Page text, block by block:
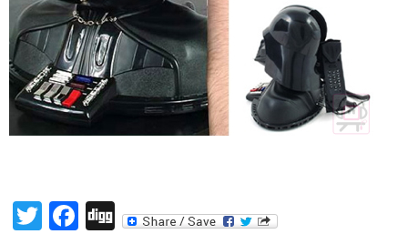
T
F
Di